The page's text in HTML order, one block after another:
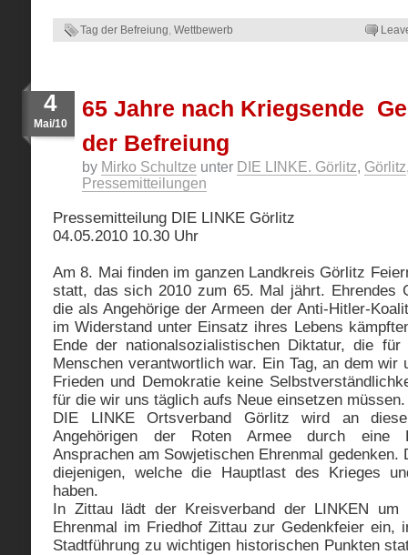
Tag der Befreiung, Wettbewerb
4
Mai/10
65 Jahre nach Kriegsende 
der Befreiung
by Mirko Schultze unter DIE LINKE. Görlitz, Görlitz
Pressemitteilungen
Pressemitteilung DIE LINKE Görlitz
04.05.2010 10.30 Uhr
Am 8. Mai finden im ganzen Landkreis Görlitz
statt, das sich 2010 zum 65. Mal jährt. Ehrendes
die als Angehörige der Armeen der Anti-Hitler-
im Widerstand unter Einsatz ihres Lebens
Ende der nationalsozialistischen Diktatur, die
Menschen verantwortlich war. Ein Tag, an dem wir
Frieden und Demokratie keine
für die wir uns täglich aufs Neue einsetzen müssen.
DIE LINKE Ortsverband Görlitz wird an
Angehörigen der Roten Armee durch eine
Ansprachen am Sowjetischen Ehrenmal gedenken.
diejenigen, welche die Hauptlast des Krieges
haben.
In Zittau lädt der Kreisverband der LINKEN um
Ehrenmal im Friedhof Zittau zur Gedenkfeier ein,
Stadtführung zu wichtigen historischen Punkten